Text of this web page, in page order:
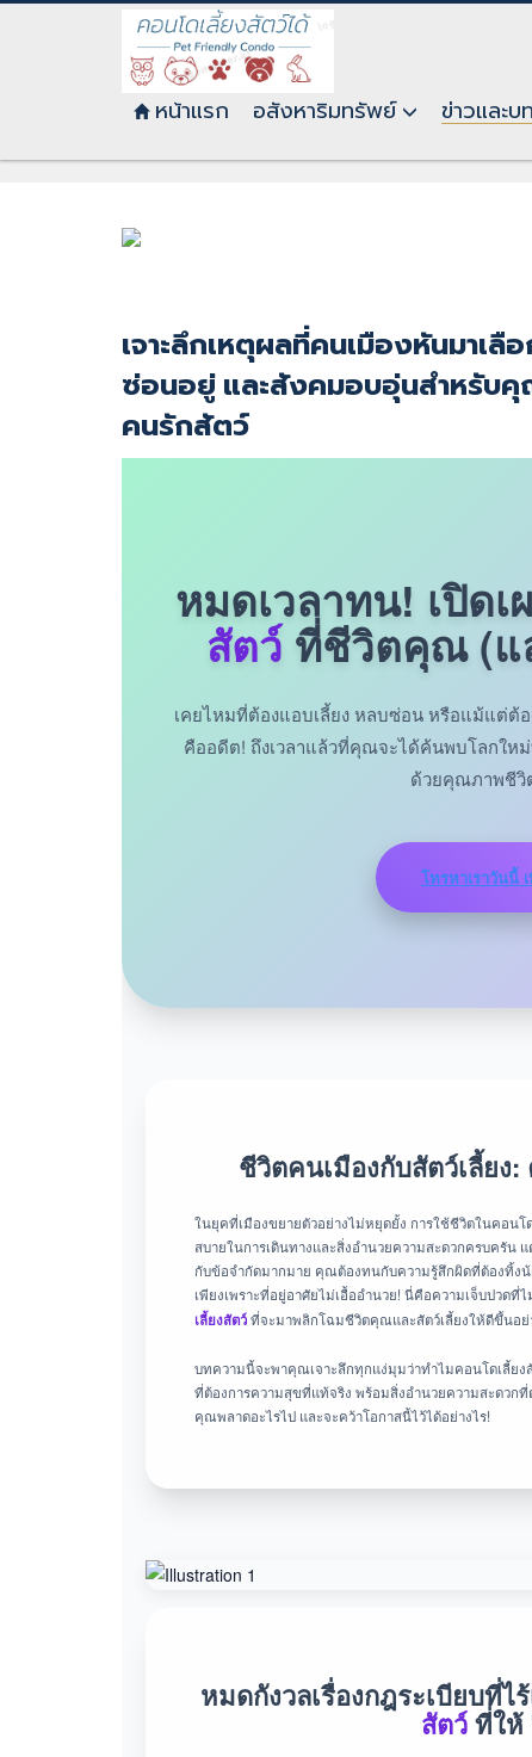
หน้าแรก อสังหาริมทรัพย์ ข่าวและบ
เจาะลึกเหตุผลที่คนเมืองหันมาเลื
ซ่อนอยู่ และสังคมอบอุ่นสำหรับคุ
คนรักสัตว์
หมดเวลาทน! เปิดเ
สัตว์ที่ชีวิตคุณ (แ
เคยไหมที่ต้องแอบเลี้ยง หลบซ่อน หรือแม้แต่ต้
คืออดีต! ถึงเวลาแล้วที่คุณจะได้ค้นพบโลกให
ด้วยคุณภาพชีวิ
โทรหาเราวันนี้
ชีวิตคนเมืองกับสัตว์เลี้ย
ในยุคที่เมืองขยายตัวอย่างไม่หยุดยั้ง การใช้ชีวิตในคอน
สบายในการเดินทางและสิ่งอำนวยความสะดวกครบครั
กับข้อจำกัดมากมาย คุณต้องทนกับความรู้สึกผิดที่ต้องทิ้ง
เพียงเพราะที่อยู่อาศัยไม่เอื้ออำนวย! นี่คือความเจ็บปวด
เลี้ยงสัตว์ที่จะมาพลิกโฉมชีวิตคุณและสัตว์เลี้ยงให้ดีขึ้นอย่
บทความนี้จะพาคุณเจาะลึกทุกแง่มุมว่าทำไมคอนโดเลี้ย
ที่ต้องการความสุขที่แท้จริง พร้อมสิ่งอำนวยความสะดว
คุณพลาดอะไรไป และจะคว้าโอกาสนี้ไว้ได้อย่างไร!
หมดกังวลเรื่องกฎระเบียบที่ไ
สัตว์ที่ให้